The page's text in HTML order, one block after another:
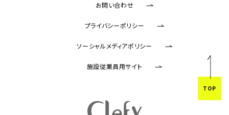
お問い合わせ
プライバシーポリシー
ソーシャルメディアポリシー
施設従業員用サイト
TOP